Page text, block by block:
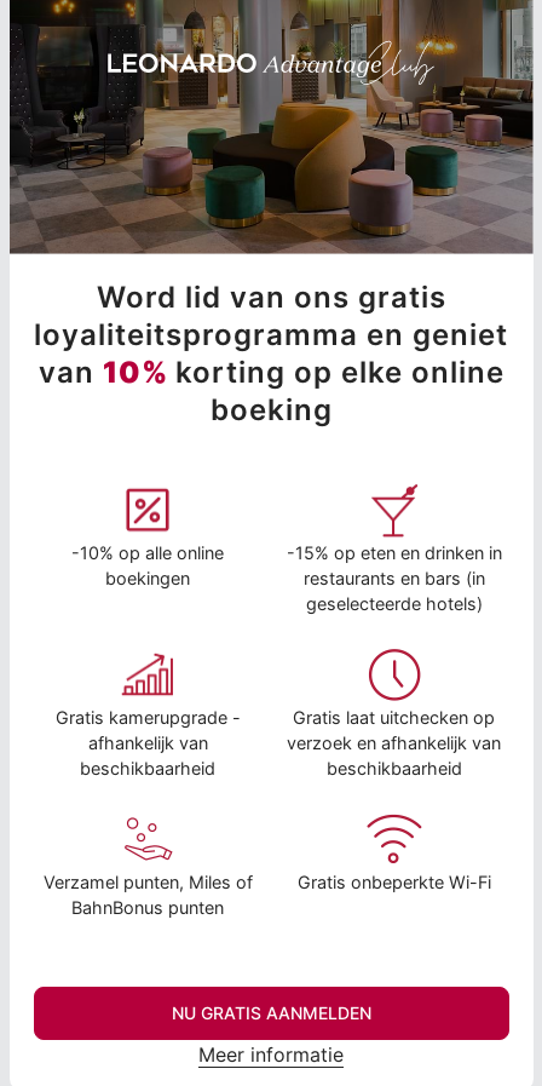
Word lid van ons gratis
loyaliteitsprogramma en geniet
van 10% korting op elke online
boeking
-10% op alle online
boekingen
-15% op eten en drinken in
restaurants en bars (in
geselecteerde hotels)
Gratis kamerupgrade -
afhankelijk van
beschikbaarheid
Gratis laat uitchecken op
verzoek en afhankelijk van
beschikbaarheid
Verzamel punten, Miles of
BahnBonus punten
Gratis onbeperkte Wi-Fi
NU GRATIS AANMELDEN
Meer informatie